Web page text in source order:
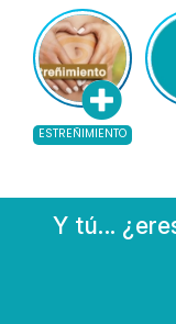
ESTREÑIMIENTO
Y tú...